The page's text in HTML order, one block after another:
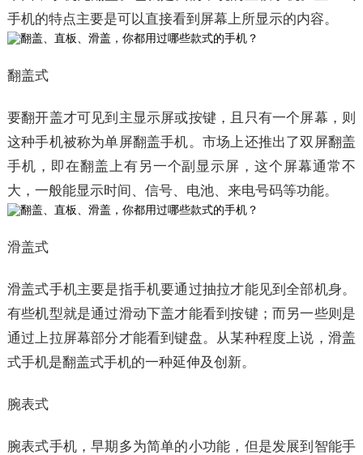
手机的特点主要是可以直接看到屏幕上所显示的内容。
翻盖式
要翻开盖才可见到主显示屏或按键，且只有一个屏幕，则
这种手机被称为单屏翻盖手机。市场上还推出了双屏翻盖
手机，即在翻盖上有另一个副显示屏，这个屏幕通常不
大，一般能显示时间、信号、电池、来电号码等功能。
滑盖式
滑盖式手机主要是指手机要通过抽拉才能见到全部机身。
有些机型就是通过滑动下盖才能看到按键；而另一些则是
通过上拉屏幕部分才能看到键盘。从某种程度上说，滑盖
式手机是翻盖式手机的一种延伸及创新。
腕表式
腕表式手机，早期多为简单的小功能，但是发展到智能手